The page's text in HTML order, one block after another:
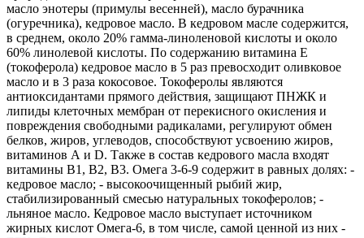
масло энотеры (примулы весенней), масло бурачника
(огуречника), кедровое масло. В кедровом масле содержится,
в среднем, около 20% гамма-линоленовой кислоты и около
60% линолевой кислоты. По содержанию витамина Е
(токоферола) кедровое масло в 5 раз превосходит оливковое
масло и в 3 раза кокосовое. Токоферолы являются
антиоксидантами прямого действия, защищают ПНЖК и
липиды клеточных мембран от перекисного окисления и
повреждения свободными радикалами, регулируют обмен
белков, жиров, углеводов, способствуют усвоению жиров,
витаминов А и D. Также в состав кедрового масла входят
витамины В1, В2, В3. Омега 3-6-9 содержит в равных долях: -
кедровое масло; - высокоочищенный рыбий жир,
стабилизированный смесью натуральных токоферолов; -
льняное масло. Кедровое масло выступает источником
жирных кислот Омега-6, в том числе, самой ценной из них -